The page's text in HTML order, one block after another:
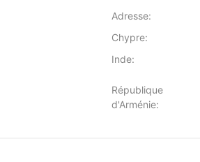
Adresse:
Chypre:
Inde:
République
d'Arménie: